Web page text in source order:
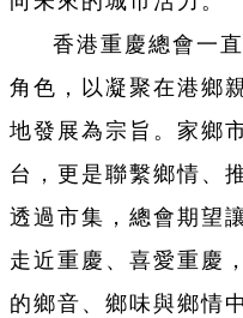
香港重慶總會一
角色，以凝聚在港鄉
地發展為宗旨。家鄉
台，更是聯繫鄉情、
透過市集，總會期望
走近重慶、喜愛重慶
的鄉音、鄉味與鄉情